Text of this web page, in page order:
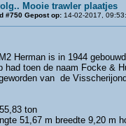
Mooie trawler plaatjes
#750 Gepost op:14-02-2017,
Herman is in 1944
had toen de naam Focke &
van de
ton
51,67 m breedte 9,20 m